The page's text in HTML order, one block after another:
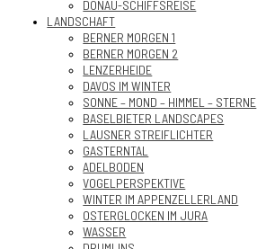
DONAU-SCHIFFSREISE
LANDSCHAFT
BERNER MORGEN 1
BERNER MORGEN 2
LENZERHEIDE
DAVOS IM WINTER
SONNE – MOND – HIMMEL – STERNE
BASELBIETER LANDSCAPES
LAUSNER STREIFLICHTER
GASTERNTAL
ADELBODEN
VOGELPERSPEKTIVE
WINTER IM APPENZELLERLAND
OSTERGLOCKEN IM JURA
WASSER